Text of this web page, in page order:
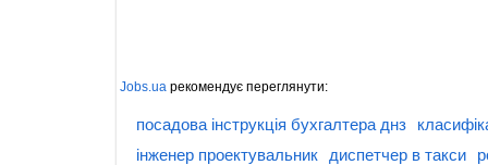
Jobs.ua рекомендує переглянути:
посадова інструкція бухгалтера днз
інженер проектувальник
диспетчер в такси